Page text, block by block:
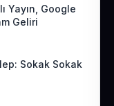
Yayın, Google
Geliri
Sokak Sokak